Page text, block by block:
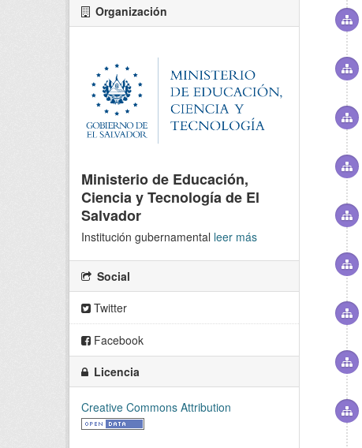
Organización
Ministerio de Educación,
Ciencia y Tecnología de El
Salvador
Institución gubernamental leer más
Social
Twitter
Facebook
Licencia
Creative Commons Attribution